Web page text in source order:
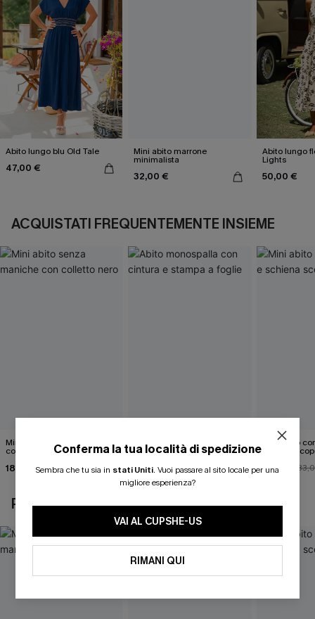
Abito lungo blu Old Tale
47,00 €
Mini abito marrone
minimalista
32,00 €
Abito lungo
Lights
50,00 €
ACQUISTATI FREQUENTEMENTE INSIEME
Mini abito senza maniche
con colletto nero
18,90 €
Abito monospalla con
cintura e stampa a foglie
26,90 €
Mini abito
schiena
26,00 €
POTREBBE INTERESSARTI ANCHE
Conferma la tua località di spedizione
Sembra che tu sia in stati Uniti. Vuoi passare al sito locale per una
migliore esperienza?
VAI AL CUPSHE-US
RIMANI QUI